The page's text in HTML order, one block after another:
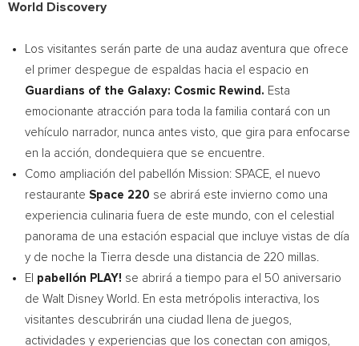
World Discovery
Los visitantes serán parte de una audaz aventura que ofrece
el primer despegue de espaldas hacia el espacio en
Guardians of the Galaxy: Cosmic Rewind. Esta
emocionante atracción para toda la familia contará con un
vehículo narrador, nunca antes visto, que gira para enfocarse
en la acción, dondequiera que se encuentre.
Como ampliación del pabellón Mission: SPACE, el nuevo
restaurante Space 220 se abrirá este invierno como una
experiencia culinaria fuera de este mundo, con el celestial
panorama de una estación espacial que incluye vistas de día
y de noche la Tierra desde una distancia de 220 millas.
El pabellón PLAY! se abrirá a tiempo para el 50 aniversario
de Walt Disney World . En esta metrópolis interactiva, los
visitantes descubrirán una ciudad llena de juegos,
actividades y experiencias que los conectan con amigos,